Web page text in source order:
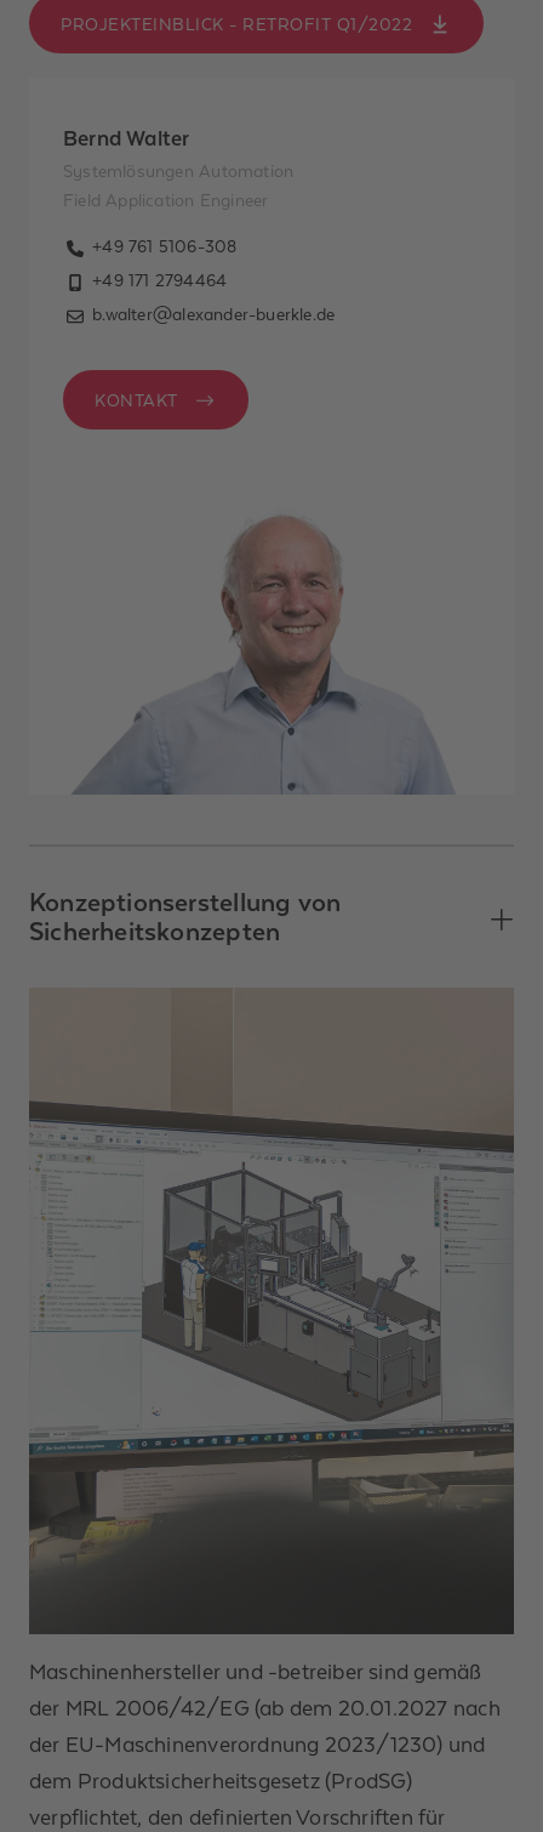
gelesen und zur
genommen. Ich
habe verstanden,
dass ich jederzeit
meine Einwilligung
erheben und per E-
buerkle.de senden
ABSENDEN
PROJEKTEINBLICK - RETROFIT Q1/2022
Bernd Walter
Systemlösungen Automation
Field Application Engineer
+49 761 5106-308
+49 171 2794464
b.walter@alexander-buerkle.de
KONTAKT
Anrede *
Vorname
Konzeptionserstellung von
Sicherheitskonzepten
Maschinenhersteller und -betreiber sind gemäß
der MRL 2006/42/EG (ab dem 20.01.2027 nach
der EU-Maschinenverordnung 2023/1230) und
dem Produktsicherheitsgesetz (ProdSG)
verpflichtet, den definierten Vorschriften für